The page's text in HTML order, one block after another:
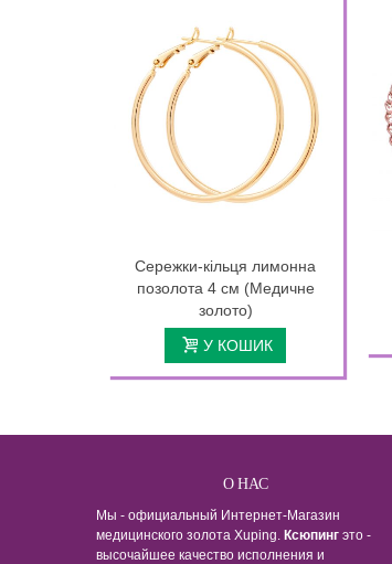
Сережки-кільця лимонна
позолота 4 см (Медичне
золото)
У КОШИК
О НАС
Мы - официальный Интернет-Магазин
медицинского золота Xuping. Ксюпинг это -
высочайшее качество исполнения и